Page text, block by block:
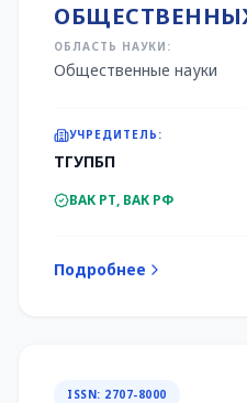
ОБЛАСТЬ НАУКИ:
Общественные науки
УЧРЕДИТЕЛЬ:
ТГУПБП
ВАК РТ, ВАК РФ
Подробнее
ISSN: 2707-8000